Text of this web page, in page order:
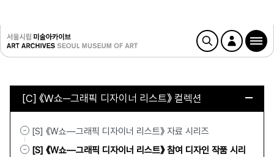
[C] 《W쇼─그래픽 디자이너 리스트》 컬렉션
[S] 《W쇼—그래픽 디자이너 리스트》 자료 시리즈
[S] 《W쇼—그래픽 디자이너 리스트》 참여 디자인 작품 시리